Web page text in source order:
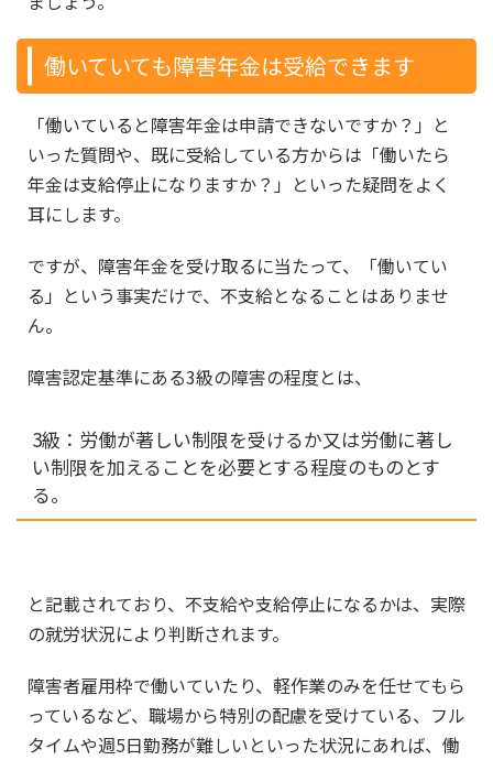
働いていても障害年金は受給できます
「働いていると障害年金は申請できないですか？」と
いった質問や、既に受給している方からは「働いたら
年金は支給停止になりますか？」といった疑問をよく
耳にします。
ですが、障害年金を受け取るに当たって、「働いてい
る」という事実だけで、不支給となることはありませ
ん。
障害認定基準にある3級の障害の程度とは、
3級： 労働が著しい制限を受けるか又は労働に著し
い制限を加えることを必要とする程度のものとす
る。
と記載されており、不支給や支給停止になるかは、実際
の就労状況により判断されます。
障害者雇用枠で働いていたり、軽作業のみを任せてもら
っているなど、職場から特別の配慮を受けている、フル
タイムや週5日勤務が難しいといった状況にあれば、働